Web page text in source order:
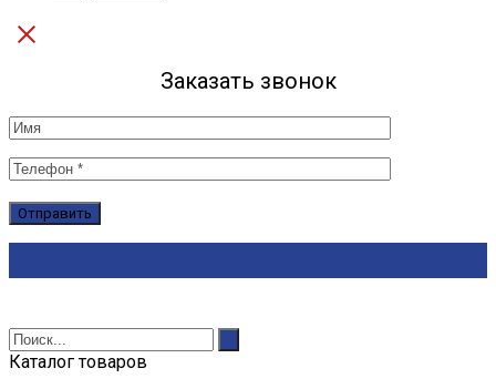
Заказать звонок
Каталог товаров